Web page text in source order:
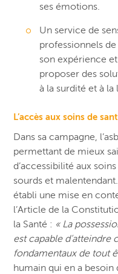
ses émotions.
Un service de
professionnels de
son expérience
proposer des
à la surdité et à la
L’accès aux soins de
Dans sa campagne,
permettant de mieux
d’accessibilité aux
sourds et
établi une mise en
l’Article de la
la Santé : « La
est capable d’atteindre
fondamentaux de tout
humain qui en a besoin